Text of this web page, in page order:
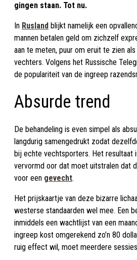
gingen staan. Tot nu.
In Rusland blijkt namelijk een
mannen betalen geld om zichzelf
aan te meten, puur om eruit te zien
vechters. Volgens het Russische
de populariteit van de ingreep
Absurde trend
De behandeling is even simpel als
langdurig samengedrukt zodat
bij echte vechtsporters. Het resultaat
vervormd oor dat moet uitstralen dat
voor een gevecht.
Het prijskaartje van deze bizarre
westerse standaarden wel mee. Een
inmiddels een wachtlijst van een
ingreep kost omgerekend zo’n 80
ruig effect wil, moet meerdere